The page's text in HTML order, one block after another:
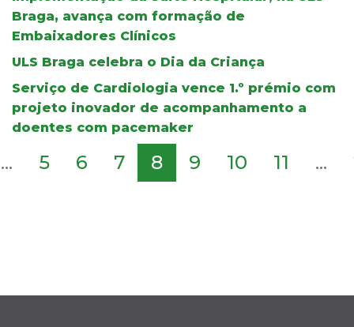
Braga, avança com formação de
Embaixadores Clínicos
ULS Braga celebra o Dia da Criança
Serviço de Cardiologia vence 1.º prémio com
projeto inovador de acompanhamento a
doentes com pacemaker
... 5 6 7 8 9 10 11 ...